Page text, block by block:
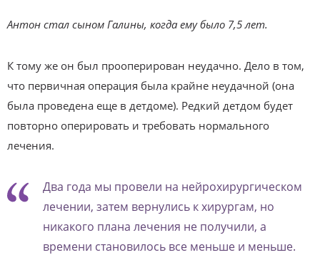
Антон стал сыном Галины, когда ему было 7,5 лет.
К тому же он был прооперирован неудачно. Дело в том,
что первичная операция была крайне неудачной (она
была проведена еще в детдоме). Редкий детдом будет
повторно оперировать и требовать нормального
лечения.
Два года мы провели на нейрохирургическом
лечении, затем вернулись к хирургам, но
никакого плана лечения не получили, а
времени становилось все меньше и меньше.